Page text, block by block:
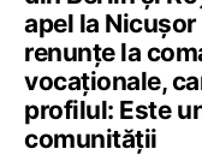
apel la
renunțe la
vocaționale,
profilul: Este
comunității